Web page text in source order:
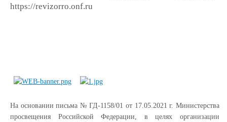
https://revizorro.onf.ru
На основании письма № ГД-1158/01 от 17.05.2021 г. Министерства
просвещения Российской Федерации, в целях организации